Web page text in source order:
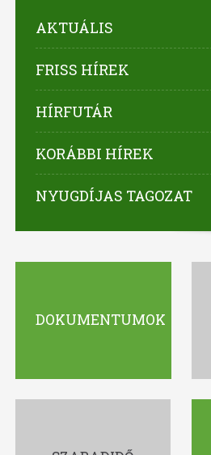
AKTUÁLIS
FRISS HÍREK
HÍRFUTÁR
KORÁBBI HÍREK
NYUGDÍJAS TAGOZAT
DOKUMENTUMOK